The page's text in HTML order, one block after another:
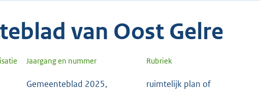
van Oost Gelre
Jaargang en nummer Rubriek
Gemeenteblad 2025,
ruimtelijk plan of